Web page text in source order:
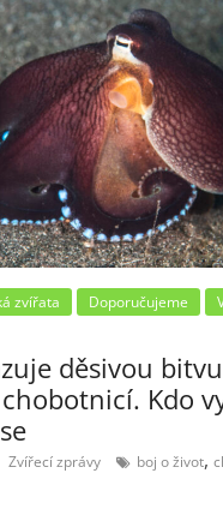
zvířata Doporučujeme
děsivou
Kdo
Zvířecí zprávy boj o život,